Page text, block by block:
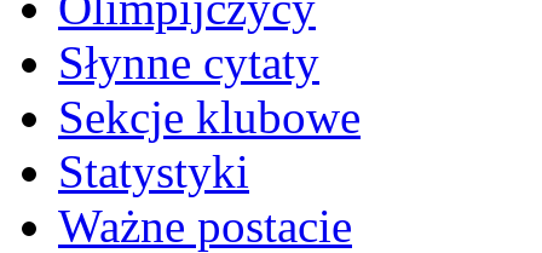
Słynne cytaty
Sekcje klubowe
Statystyki
Ważne postacie